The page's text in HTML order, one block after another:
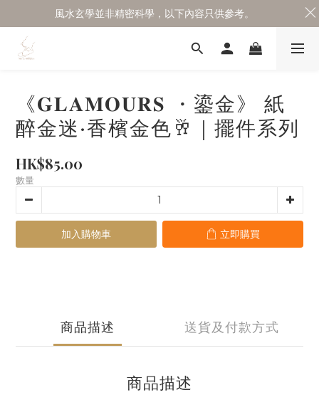
《𝐆𝐋𝐀𝐌𝐎𝐔𝐑𝐒 ・鎏金》 紙
醉金迷·香檳金色🥂｜擺件系列
HK$85.00
數量
加入購物車 立即購買
商品描述 送貨及付款方式
商品描述
風水玄學並非精密科學，以下內容只供參考。